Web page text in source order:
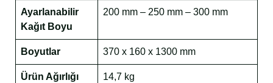
Ayarlanabilir
Kağıt Boyu
200 mm – 250 mm – 300 mm
Boyutlar 370 x 160 x 1300 mm
Ürün Ağırlığı 14,7 kg